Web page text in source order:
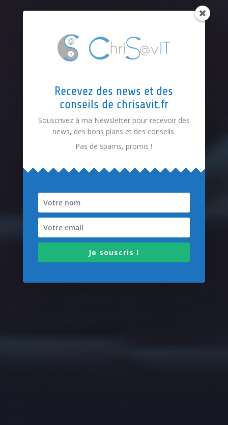
Recevez des news et des
conseils de chrisavit.fr
Souscrivez à ma Newsletter pour recevoir des
news, des bons plans et des conseils.
Pas de spams, promis !
Je souscris !